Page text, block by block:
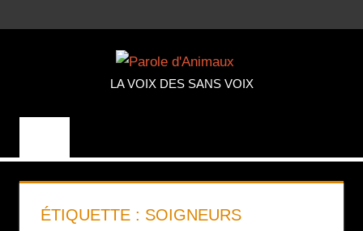
au
LA VOIX DES SANS VOIX
ÉTIQUETTE : SOIGNEURS